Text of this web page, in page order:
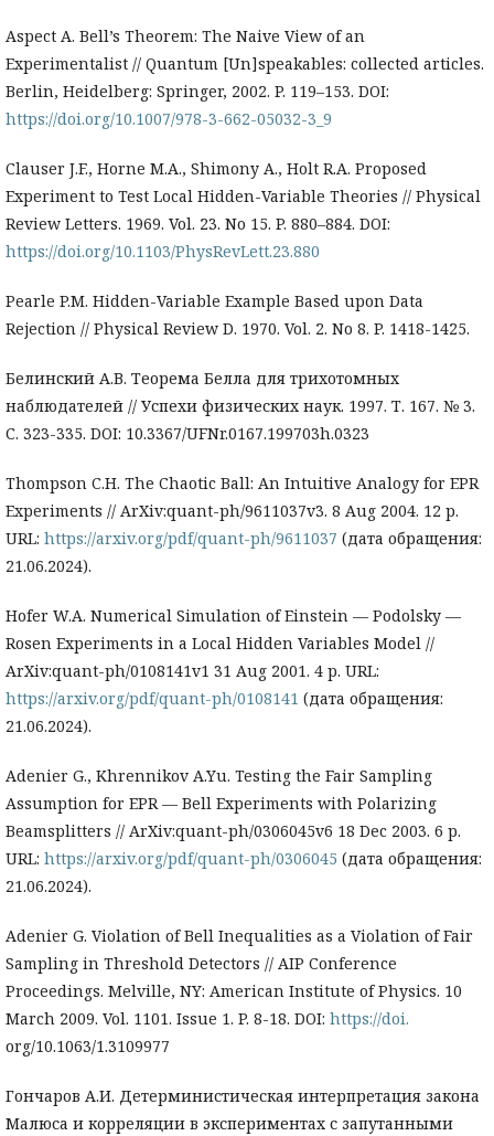
Aspect A. Bell’s Theorem: The Naive View of an
Experimentalist // Quantum [Un]speakables: collected articles.
Berlin, Heidelberg: Springer, 2002. P. 119–153. DOI:
https://doi.org/10.1007/978-3-662-05032-3_9
Clauser J.F., Horne M.A., Shimony A., Holt R.A. Proposed
Experiment to Test Local Hidden-Variable Theories // Physical
Review Letters. 1969. Vol. 23. No 15. P. 880–884. DOI:
https://doi.org/10.1103/PhysRevLett.23.880
Pearle P.M. Hidden-Variable Example Based upon Data
Rejection // Physical Review D. 1970. Vol. 2. No 8. P. 1418-1425.
Белинский А.В. Теорема Белла для трихотомных
наблюдателей // Успехи физических наук. 1997. Т. 167. № 3.
С. 323-335. DOI: 10.3367/UFNr.0167.199703h.0323
Thompson C.H. The Chaotic Ball: An Intuitive Analogy for EPR
Experiments // ArXiv:quant-ph/9611037v3. 8 Aug 2004. 12 p.
URL: https://arxiv.org/pdf/quant-ph/9611037 (дата обращения:
21.06.2024).
Hofer W.A. Numerical Simulation of Einstein — Podolsky —
Rosen Experiments in a Local Hidden Variables Model //
ArXiv:quant-ph/0108141v1 31 Aug 2001. 4 p. URL:
https://arxiv.org/pdf/quant-ph/0108141 (дата обращения:
21.06.2024).
Adenier G., Khrennikov A.Yu. Testing the Fair Sampling
Assumption for EPR — Bell Experiments with Polarizing
Beamsplitters // ArXiv:quant-ph/0306045v6 18 Dec 2003. 6 p.
URL: https://arxiv.org/pdf/quant-ph/0306045 (дата обращения:
21.06.2024).
Adenier G. Violation of Bell Inequalities as a Violation of Fair
Sampling in Threshold Detectors // AIP Conference
Proceedings. Melville, NY: American Institute of Physics. 10
March 2009. Vol. 1101. Issue 1. P. 8-18. DOI: https://doi.
org/10.1063/1.3109977
Гончаров А.И. Детерминистическая интерпретация закона
Малюса и корреляции в экспериментах с запутанными